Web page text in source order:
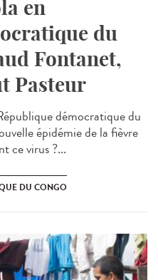
en
du
Fontanet,
Pasteur
démocratique du
épidémie de la fièvre
ce virus ?...
DU CONGO